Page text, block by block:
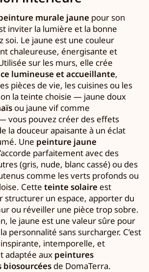
murale jaune pour son
inviter la lumière et la bonne
soi. Le jaune est une couleur
chaleureuse, énergisante et
sur les murs, elle crée
lumineuse et accueillante,
pièces de vie, les cuisines ou les
la teinte choisie — jaune doux
ou jaune vif comme
vous pouvez créer des effets
la douceur apaisante à un éclat
Une peinture jaune
parfaitement avec des
(gris, nude, blanc cassé) ou des
comme les verts profonds ou
Cette teinte solaire est
structurer un espace, apporter du
ou réveiller une pièce trop sobre.
le jaune est une valeur sûre pour
personnalité sans surcharger. C’est
intemporelle, et
adaptée aux peintures
biosourcées de DomaTerra.